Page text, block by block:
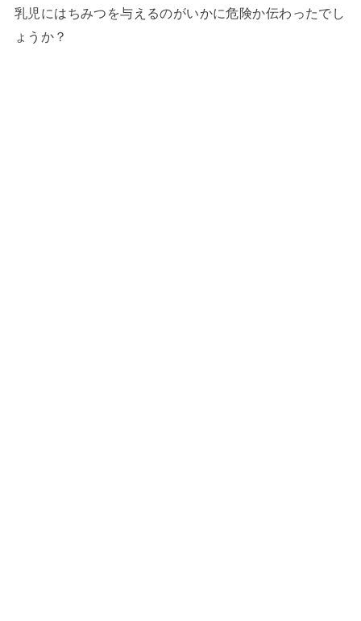
乳児にはちみつを与えるのがいかに危険か伝わったでし
ょうか？